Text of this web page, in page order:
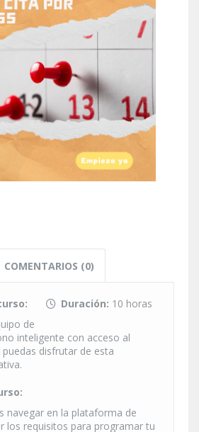
COMENTARIOS (0)
Duración: 10 horas
de
inteligente con acceso al
disfrutar de esta
navegar en la plataforma de
los requisitos para programar tu